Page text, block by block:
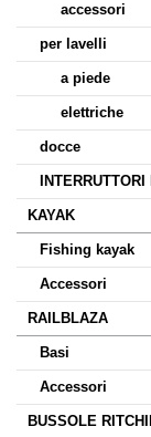
accessori
per lavelli
a piede
elettriche
docce
KAYAK
Fishing kayak
Accessori
RAILBLAZA
Basi
Accessori
BUSSOLE